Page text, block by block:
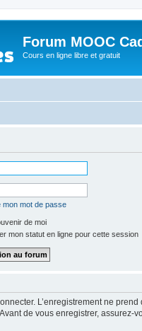
Forum MOOC
Cours en ligne libre et gratuit
mon mot de passe
de moi
mon statut en ligne pour cette session
L’enregistrement ne
de vous enregistrer, assurez-